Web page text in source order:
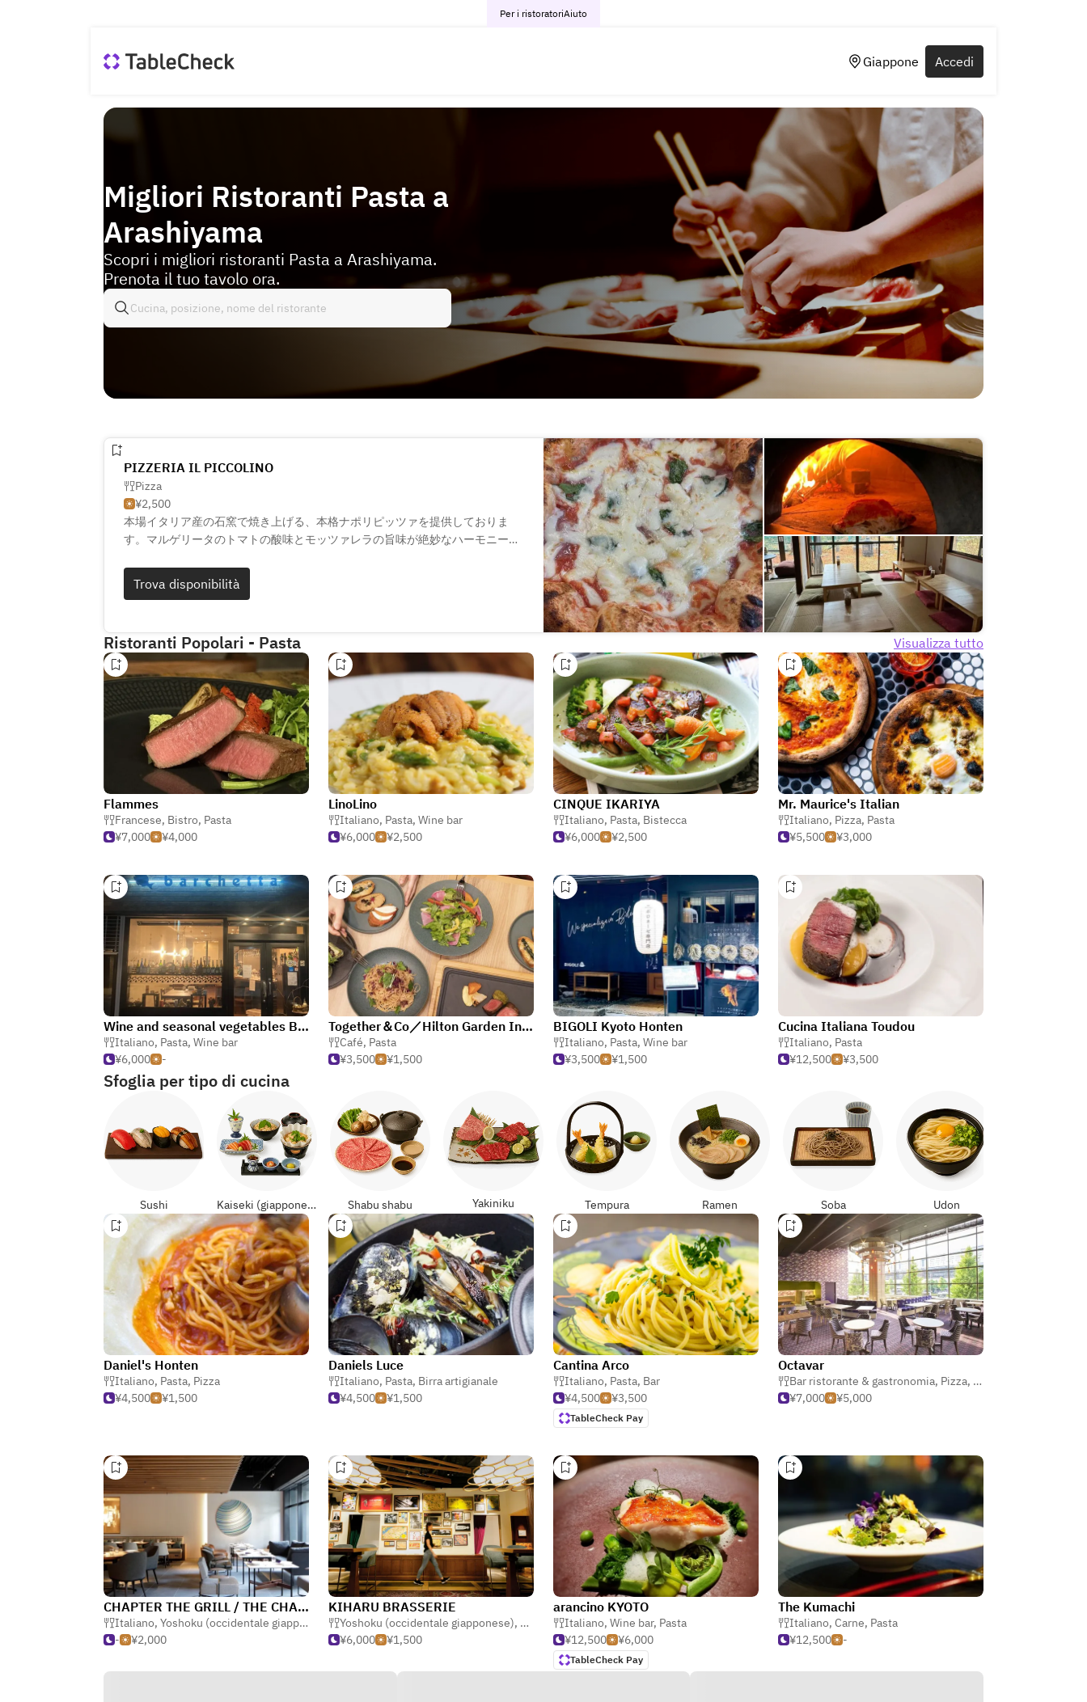
Per i ristoratoriAiuto
Giappone Accedi
Migliori Ristoranti Pasta a
Arashiyama
Scopri i migliori ristoranti Pasta a Arashiyama.
Prenota il tuo tavolo ora.
PIZZERIA IL PICCOLINO
Pizza
¥2,500
本場イタリア産の石窯で焼き上げる、本格ナポリピッツァを提供しておりま
す。マルゲリータのトマトの酸味とモッツァレラの旨味が絶妙なハーモニーを
イムには、お得なセットメニューもご用意しておりますので、ぜひご賞味くだ
さい。京都市の外れに位置する隠れ家的な当店で、アットホームな雰囲気をお
Trova disponibilità
Ristoranti Popolari - Pasta Visualizza tutto
Flammes
Francese, Bistro, Pasta
¥7,000
¥4,000
LinoLino
Italiano, Pasta, Wine bar
¥6,000
¥2,500
CINQUE IKARIYA
Italiano, Pasta, Bistecca
¥6,000
¥2,500
Mr. Maurice's Italian
Italiano, Pizza, Pasta
¥5,500
¥3,000
Wine and seasonal vegetables Barchetta
Italiano, Pasta, Wine bar
¥6,000
-
Together＆Co／Hilton Garden Inn Kyoto Shijo Karasuma
Café, Pasta
¥3,500
¥1,500
BIGOLI Kyoto Honten
Italiano, Pasta, Wine bar
¥3,500
¥1,500
Cucina Italiana Toudou
Italiano, Pasta
¥12,500
¥3,500
Sfoglia per tipo di cucina
Sushi Kaiseki (giapponese formali) Shabu shabu Yakiniku Tempura Ramen Soba Udon
Daniel's Honten
Italiano, Pasta, Pizza
¥4,500
¥1,500
Daniels Luce
Italiano, Pasta, Birra artigianale
¥4,500
¥1,500
Cantina Arco
Italiano, Pasta, Bar
¥4,500
¥3,500
TableCheck Pay
Octavar
Bar ristorante & gastronomia, Pizza, Pasta
¥7,000
¥5,000
CHAPTER THE GRILL / THE CHAPTER KYOTO, a TRIBUTE PORTFOLIO HOTEL
Italiano, Yoshoku (occidentale giapponese) ,Pasta
-
¥2,000
KIHARU BRASSERIE
Yoshoku (occidentale giapponese), Pasta
Dolce
¥6,000
¥1,500
arancino KYOTO
Italiano, Wine bar, Pasta
¥12,500
¥6,000
TableCheck Pay
The Kumachi
Italiano, Carne, Pasta
¥12,500
-